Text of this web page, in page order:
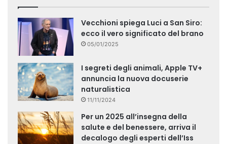
Vecchioni spiega Luci a San Siro:
ecco il vero significato del brano
05/01/2025
I segreti degli animali, Apple TV+
annuncia la nuova docuserie
naturalistica
11/11/2024
Per un 2025 all’insegna della
salute e del benessere, arriva il
decalogo degli esperti dell’Iss